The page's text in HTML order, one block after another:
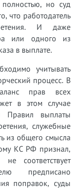
но суд
что работодатель
И даже
или одного из
в выплате.
учитывать
процесс. В
прав всех
в этом случае
Правил выплаты
служебные
из общего смысла
КС РФ признал,
соответствует
предписано
поправок, суды